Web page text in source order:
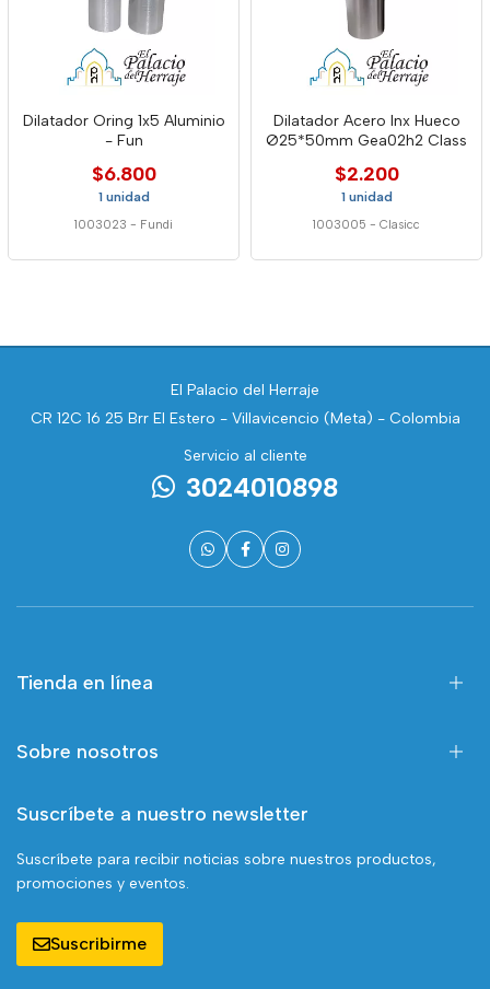
Dilatador Oring 1x5 Aluminio
- Fun
$6.800
1 unidad
1003023 - Fundi
Dilatador Acero Inx Hueco
Ø25*50mm Gea02h2 Class
$2.200
1 unidad
1003005 - Clasicc
El Palacio del Herraje
CR 12C 16 25 Brr El Estero - Villavicencio (Meta) - Colombia
Servicio al cliente
3024010898
Tienda en línea
Sobre nosotros
Suscríbete a nuestro newsletter
Suscríbete para recibir noticias sobre nuestros productos,
promociones y eventos.
Suscribirme